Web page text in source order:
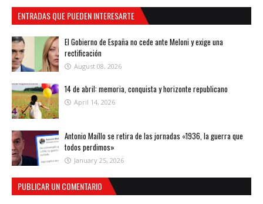
ENTRADAS QUE PUEDEN INTERESARTE
El Gobierno de España no cede ante Meloni y exige una
rectificación
August 08, 2026
14 de abril: memoria, conquista y horizonte republicano
April 14, 2026
Antonio Maíllo se retira de las jornadas «1936, la guerra que
todos perdimos»
January 25, 2026
PUBLICAR UN COMENTARIO